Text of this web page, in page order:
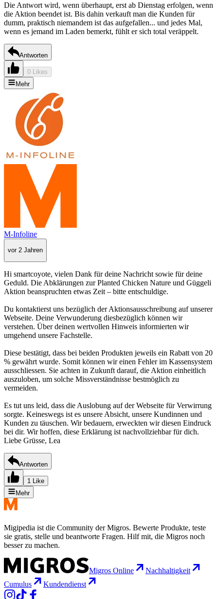
Die Antwort wird, wenn überhaupt, erst ab Dienstag erfolgen, wenn
die Aktion beendet ist. Bis dahin verkauft man die Kunden für
dumm, praktisch niemandem ist das aufgefallen... und jedes Mal,
wenn es jemand im Laden bemerkt, fühlt er sich total veräppelt.
Antworten
0 Likes
Mehr
M-Infoline
vor 2 Jahren
Hi smartcoyote, vielen Dank für deine Nachricht sowie für deine
Geduld. Die Abklärungen zur Planted Chicken Nature und Güggeli
Aktion beanspruchten etwas Zeit – bitte entschuldige.
Du kontaktierst uns bezüglich der Aktionsausschreibung auf unserer
Webseite. Deine Verwunderung diesbezüglich können wir
verstehen. Über deinen wertvollen Hinweis informierten wir
umgehend unsere Fachstelle.
Diese bestätigt, dass bei beiden Produkten jeweils ein Rabatt von 20
% gewährt wurde. Somit können wir einen Fehler im Kassensystem
ausschliessen. Sie achten in Zukunft darauf, die Aktion einheitlich
auszuloben, um solche Missverständnisse bestmöglich zu
vermeiden.
Es tut uns leid, dass die Auslobung auf der Webseite für Verwirrung
sorgte. Keineswegs ist es unsere Absicht, unsere Kundinnen und
Kunden zu täuschen. Wir bedauern, erweckten wir diesen Eindruck
bei dir. Wir hoffen, diese Erklärung ist nachvollziehbar für dich.
Liebe Grüsse, Lea
Antworten
1 Like
Mehr
Migipedia ist die Community der Migros. Bewerte Produkte, teste
sie gratis, stelle und beantworte Fragen. Hilf mit, die Migros noch
besser zu machen.
Migros Online
Nachhaltigkeit
Cumulus
Kundendienst